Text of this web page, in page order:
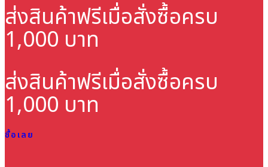
ส่งสินค้าฟรีเมื่อสั่งซื้อครบ
1,000 บาท
ส่งสินค้าฟรีเมื่อสั่งซื้อครบ
1,000 บาท
ซื้อเลย